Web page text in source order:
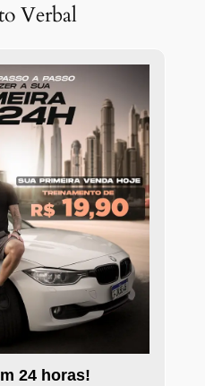
Verbal
24 horas!